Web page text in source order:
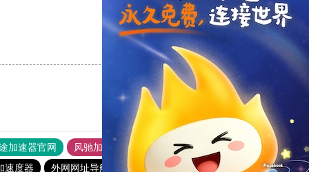
加速器官网 风驰加速器
旋风加速器
速度器
外网网址导航 软件中心 雷霆加速 狂飙加速器